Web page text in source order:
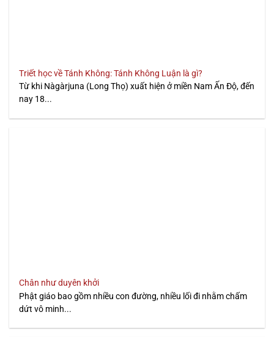
Triết học về Tánh Không: Tánh Không Luận là gì?
Từ khi Nàgàrjuna (Long Thọ) xuất hiện ở miền Nam Ấn Độ, đến
nay 18...
Chân như duyên khởi
Phật giáo bao gồm nhiều con đường, nhiều lối đi nhằm chấm
dứt vô minh...